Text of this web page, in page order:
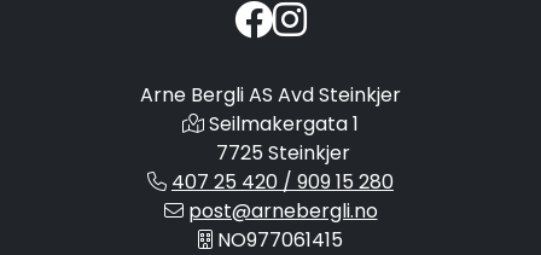
Arne Bergli AS Avd Steinkjer
Seilmakergata 1
7725 Steinkjer
407 25 420 / 909 15 280
post@arnebergli.no
NO977061415